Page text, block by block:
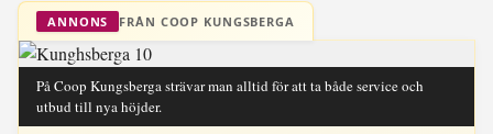
ANNONS FRÅN COOP KUNGSBERGA
På Coop Kungsberga strävar man alltid för att ta både service och
utbud till nya höjder.